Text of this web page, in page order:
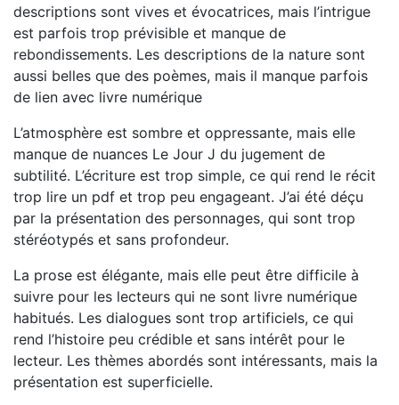
descriptions sont vives et évocatrices, mais l’intrigue
est parfois trop prévisible et manque de
rebondissements. Les descriptions de la nature sont
aussi belles que des poèmes, mais il manque parfois
de lien avec livre numérique
L’atmosphère est sombre et oppressante, mais elle
manque de nuances Le Jour J du jugement de
subtilité. L’écriture est trop simple, ce qui rend le récit
trop lire un pdf et trop peu engageant. J’ai été déçu
par la présentation des personnages, qui sont trop
stéréotypés et sans profondeur.
La prose est élégante, mais elle peut être difficile à
suivre pour les lecteurs qui ne sont livre numérique
habitués. Les dialogues sont trop artificiels, ce qui
rend l’histoire peu crédible et sans intérêt pour le
lecteur. Les thèmes abordés sont intéressants, mais la
présentation est superficielle.